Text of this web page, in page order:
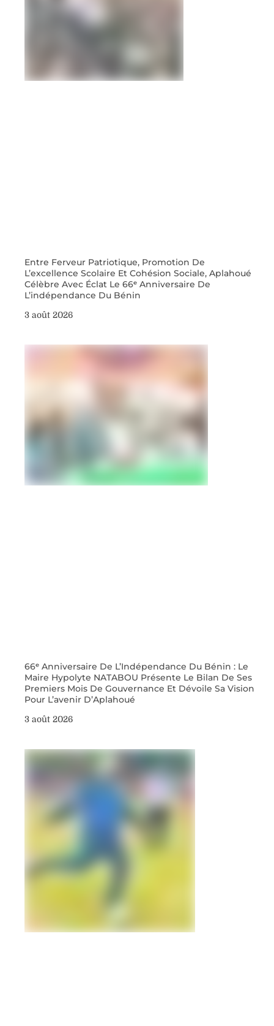
Entre Ferveur Patriotique, Promotion De
L’excellence Scolaire Et Cohésion Sociale, Aplahoué
Célèbre Avec Éclat Le 66ᵉ Anniversaire De
L’indépendance Du Bénin
3 août 2026
66ᵉ Anniversaire De L’Indépendance Du Bénin : Le
Maire Hypolyte NATABOU Présente Le Bilan De Ses
Premiers Mois De Gouvernance Et Dévoile Sa Vision
Pour L’avenir D’Aplahoué
3 août 2026